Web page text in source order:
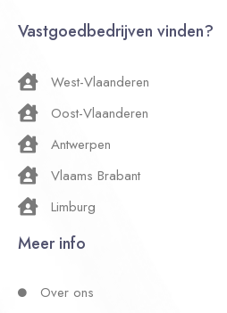
Vastgoedbedrijven vinden?
West-Vlaanderen
Oost-Vlaanderen
Antwerpen
Vlaams Brabant
Limburg
Meer info
Over ons